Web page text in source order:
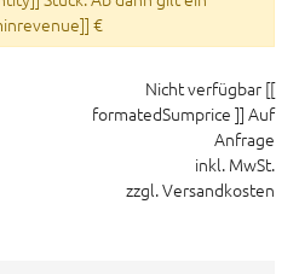
€
Nicht verfügbar [[
formatedSumprice ]] Auf
Anfrage
inkl. MwSt.
zzgl. Versandkosten